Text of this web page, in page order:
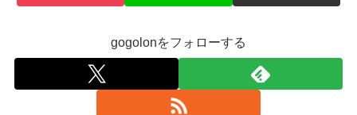
gogolonをフォローする